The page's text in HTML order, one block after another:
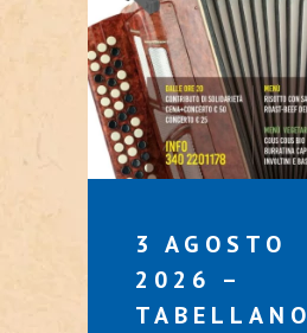
3 AGOSTO
2026 –
TABELLANO